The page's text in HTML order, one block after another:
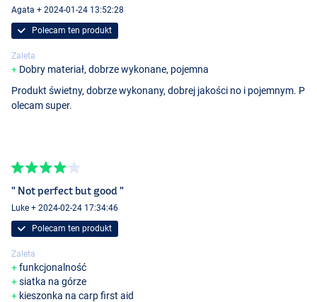
Agata + 2024-01-24 13:52:28
Polecam ten produkt
Zaleta
Dobry materiał, dobrze wykonane, pojemna
Produkt świetny, dobrze wykonany, dobrej jakości no i pojemnym. P
olecam super.
" Not perfect but good "
Luke + 2024-02-24 17:34:46
Polecam ten produkt
Zaleta
funkcjonalność
siatka na górze
kieszonka na carp first aid